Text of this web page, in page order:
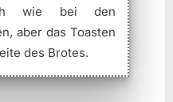
wie bei den
aber das Toasten
des Brotes.